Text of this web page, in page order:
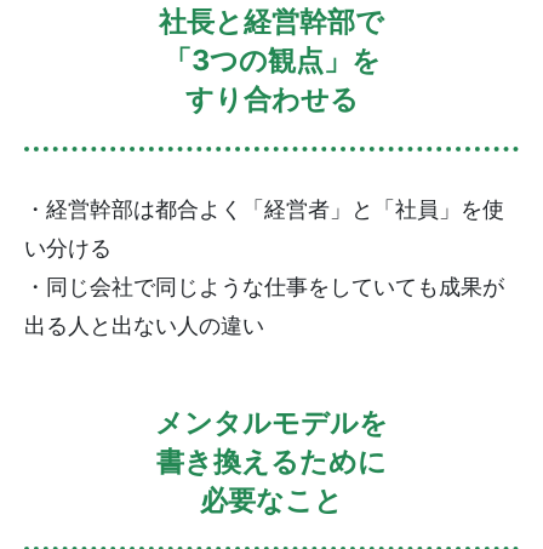
社長と経営幹部で
「3つの観点」を
すり合わせる
・経営幹部は都合よく「経営者」と「社員」を使
い分ける
・同じ会社で同じような仕事をしていても成果が
出る人と出ない人の違い
メンタルモデルを
書き換えるために
必要なこと